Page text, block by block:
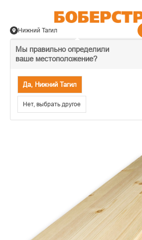
Мы правильно определили
ваше местоположение?
Да, Нижний Тагил
Нет, выбрать другое
Нижний Тагил
Ступень